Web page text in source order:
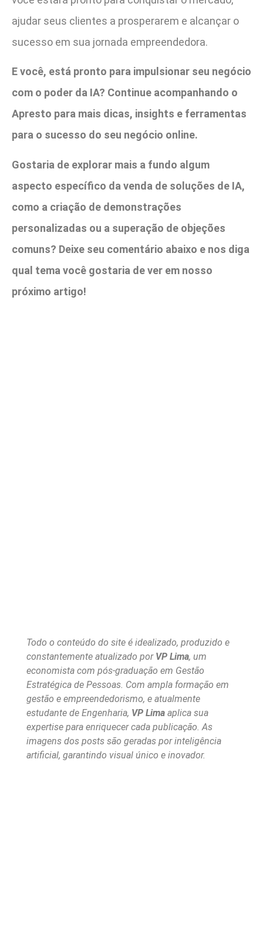
ajudar seus clientes a prosperarem e alcançar o
sucesso em sua jornada empreendedora.
E você, está pronto para impulsionar seu negócio
com o poder da IA? Continue acompanhando o
Apresto para mais dicas, insights e ferramentas
para o sucesso do seu negócio online.
Gostaria de explorar mais a fundo algum
aspecto específico da venda de soluções de IA,
como a criação de demonstrações
personalizadas ou a superação de objeções
comuns? Deixe seu comentário abaixo e nos diga
qual tema você gostaria de ver em nosso
próximo artigo!
Todo o conteúdo do site é idealizado, produzido e
constantemente atualizado por VP Lima, um
economista com pós-graduação em Gestão
Estratégica de Pessoas. Com ampla formação em
gestão e empreendedorismo, e atualmente
estudante de Engenharia, VP Lima aplica sua
expertise para enriquecer cada publicação. As
imagens dos posts são geradas por inteligência
artificial, garantindo visual único e inovador.